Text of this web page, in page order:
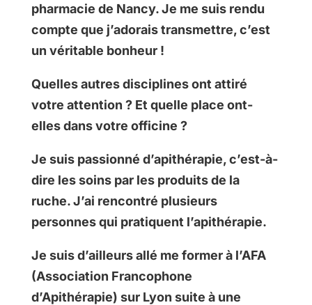
pharmacie de Nancy. Je me suis rendu
compte que j’adorais transmettre, c’est
un véritable bonheur !
Quelles autres disciplines ont attiré
votre attention ? Et quelle place ont-
elles dans votre officine ?
Je suis passionné d’apithérapie, c’est-à-
dire les soins par les produits de la
ruche. J’ai rencontré plusieurs
personnes qui pratiquent l’apithérapie.
Je suis d’ailleurs allé me former à l’AFA
(Association Francophone
d’Apithérapie) sur Lyon suite à une